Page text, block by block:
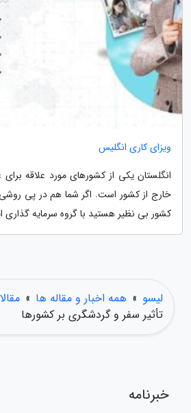
ویزای کاری انگلیس
انگلستان یکی از کشورهای مورد علاقه
خارج از کشور است. اگر شما هم در پی
کشور بی نظیر هستید با گروه سرمایه گذاری
لیسو » همه اخبار و مقاله ها »
تأثیر سفر و گردشگری بر کشورها
خبرنامه